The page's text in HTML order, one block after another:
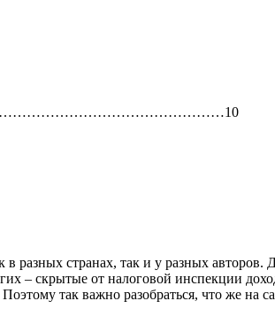
разных странах, так и у разных авторов.
– скрытые от налоговой инспекции
так важно разобраться, что же на